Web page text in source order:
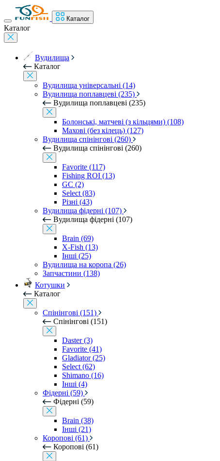
Каталог
Каталог
Вудилища
Каталог
Вудилища універсальні (14)
Вудилища поплавцеві (235)
Вудилища поплавцеві (235)
Болонські, матчеві (з кільцями) (108)
Махові (без кілець) (127)
Вудилища спінінгові (260)
Вудилища спінінгові (260)
Favorite (117)
Fishing ROI (13)
GC (2)
Select (83)
Різні (43)
Вудилища фідерні (107)
Вудилища фідерні (107)
Brain (69)
X-Fish (13)
Інші (25)
Вудилища на коропа (26)
Запчастини (138)
Котушки
Каталог
Спінінгові (151)
Спінінгові (151)
Daster (3)
Favorite (41)
Gladiator (25)
Select (62)
Shimano (16)
Інші (4)
Фідерні (59)
Фідерні (59)
Brain (38)
Інші (21)
Коропові (61)
Коропові (61)